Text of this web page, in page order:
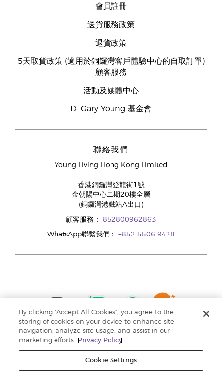
會員註冊
送貨服務政策
退貨政策
5天取貨政策 (適用於銅鑼灣客戶體驗中心的自取訂單)
顧客服務
活動及媒體中心
D. Gary Young 基金會
聯絡我們
Young Living Hong Kong Limited
香港銅鑼灣登龍街1號
金朝陽中心二期20樓全層
(銅鑼灣港鐵站A出口)
顧客服務： 852800962863
WhatsApp聯繫我們： +852 5506 9428
By clicking “Accept All Cookies”, you agree to the
storing of cookies on your device to enhance site
navigation, analyze site usage, and assist in our
marketing efforts.
Privacy Policy
Cookie Settings